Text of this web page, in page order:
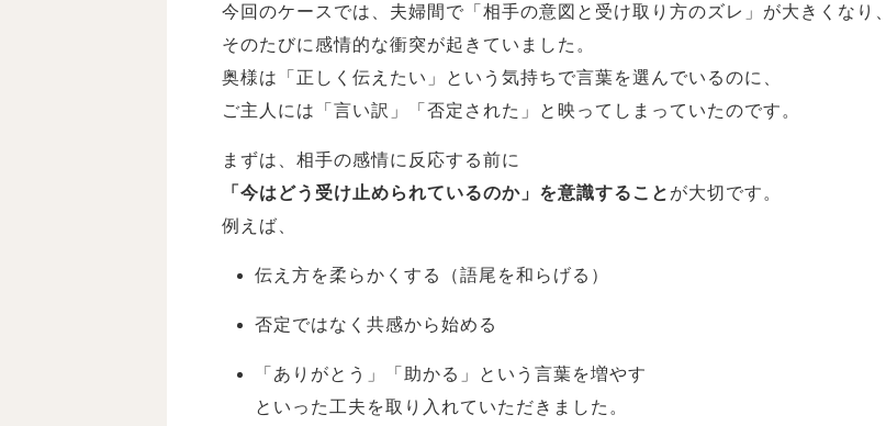
今回のケースでは、夫婦間で「相手の意図と受け取り方のズレ」が大きくなり、
そのたびに感情的な衝突が起きていました。
奥様は「正しく伝えたい」という気持ちで言葉を選んでいるのに、
ご主人には「言い訳」「否定された」と映ってしまっていたのです。
まずは、相手の感情に反応する前に
「今はどう受け止められているのか」を意識すること が大切です。
例えば、
伝え方を柔らかくする（語尾を和らげる）
否定ではなく共感から始める
「ありがとう」「助かる」という言葉を増やす
といった工夫を取り入れていただきました。